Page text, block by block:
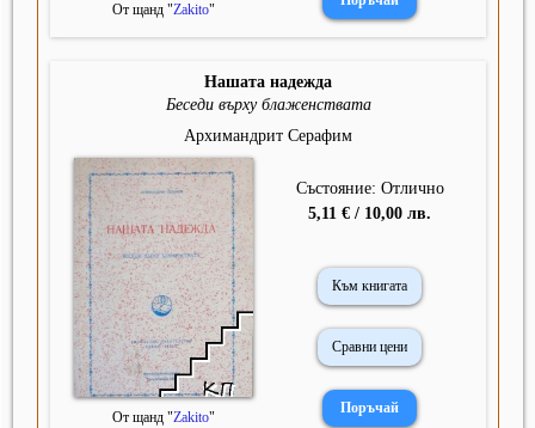
От щанд "Zakito"
Нашата надежда
Беседи върху блаженствата
Архимандрит Серафим
От щанд "Zakito"
Състояние: Отлично
5,11 € / 10,00 лв.
Към книгата
Сравни цени